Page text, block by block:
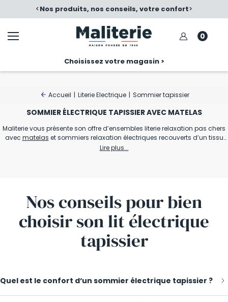
<Nos produits, nos conseils, votre confort>
0
Choisissez votre magasin >
Accueil | Literie Electrique | Sommier tapissier
SOMMIER ÉLECTRIQUE TAPISSIER AVEC MATELAS
Maliterie vous présente son offre d’ensembles literie relaxation pas chers
avec matelas et sommiers relaxation électriques recouverts d’un tissu
tapissier. Nos ensembles literie relaxation avec
choisissant sa position de détente préférée selon ses activités : lire un
livre, regarder la TV ou tout simplement dormir. Ce type de sommier de
relaxation haut de gamme, de qualité française, est robuste. Il soutient
parfaitement le poids de son utilisateur tout en motorisant les
mouvements. Il permet de pour relever la tête, les jambes et pieds du
dormeur pour favoriser la circulation.
Lire plus...
Nos conseils pour bien
choisir sonlit électrique
tapissier
Quel est le confort d‘un sommier électrique tapissier ?